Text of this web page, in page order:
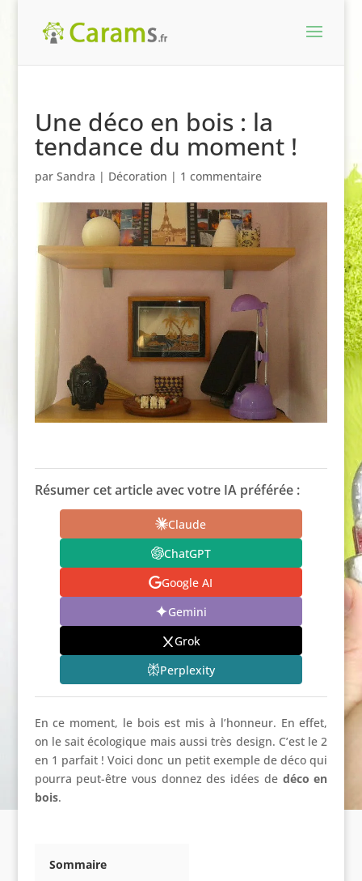
Une déco en bois : la
tendance du moment !
par Sandra | Décoration | 1 commentaire
Résumer cet article avec votre IA préférée :
Claude
ChatGPT
Google AI
Gemini
Grok
Perplexity
En ce moment, le bois est mis à l’honneur. En effet,
on le sait écologique mais aussi très design. C’est le 2
en 1 parfait ! Voici donc un petit exemple de déco qui
pourra peut-être vous donnez des idées de déco en
bois.
Sommaire